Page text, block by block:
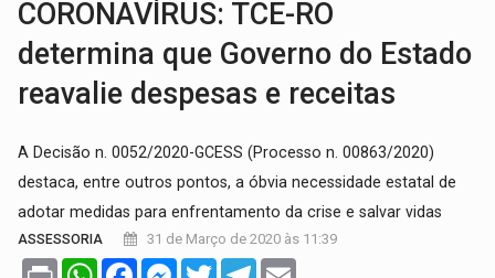
CORONAVÍRUS: TCE-RO
determina que Governo do Estado
reavalie despesas e receitas
A Decisão n. 0052/2020-GCESS (Processo n. 00863/2020)
destaca, entre outros pontos, a óbvia necessidade estatal de
adotar medidas para enfrentamento da crise e salvar vidas
ASSESSORIA 31 de Março de 2020 às 11:39
Print WhatsAppFacebookMessenger
TwitterTelegram